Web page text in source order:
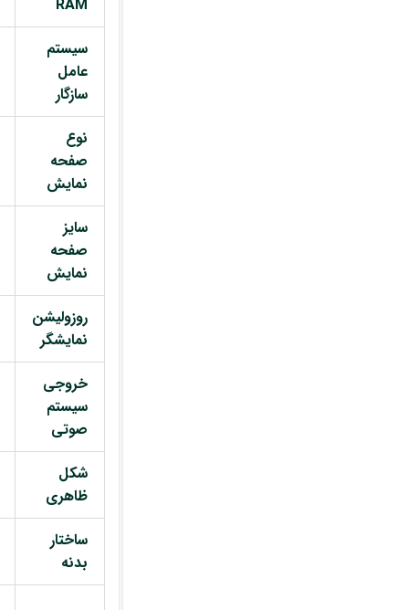
RAM
سیستم
عامل
سازگار
نوع
صفحه
نمایش
سایز
صفحه
نمایش
روزولیشن
نمایشگر
خروجی
سیستم
صوتی
شکل
ظاهری
ساختار
بدنه